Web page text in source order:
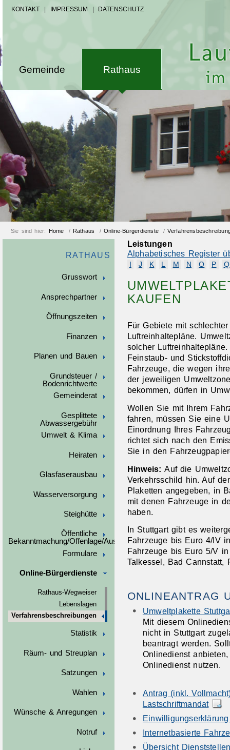
KONTAKT IMPRESSUM DATENSCHUTZ
Gemeinde Rathaus
Sie sind hier: Home / Rathaus / Online-Bürgerdienste /
RATHAUS
Grusswort
Ansprechpartner
Öffnungszeiten
Finanzen
Planen und Bauen
Grundsteuer /
Bodenrichtwerte
Gemeinderat
Gesplittete
Abwassergebühr
Umwelt & Klima
Heiraten
Glasfaserausbau
Wasserversorgung
Steighütte
Öffentliche
Bekanntmachung/Offenlage/Ausschreibungen
Formulare
Online-Bürgerdienste
Rathaus-Wegweiser
Lebenslagen
Verfahrensbeschreibungen
Statistik
Räum- und Streuplan
Satzungen
Wahlen
Wünsche & Anregungen
Notruf
Leistungen
Alphabetisches Register
J K L M N O P Q
KAUFEN
Für Gebiete mit
Luftreinhaltepläne.
solcher
Feinstaub- und
Fahrzeuge, die wegen
der jeweiligen
bekommen, dürfen in
Wollen Sie mit Ihrem
fahren, müssen Sie eine
Einordnung Ihres
richtet sich nach den
Sie in den
Hinweis: Auf die
Verkehrsschild hin. Auf
Plaketten angegeben, in
mit denen Fahrzeuge in
haben.
In Stuttgart gibt es
Fahrzeuge bis Euro 4/IV
Fahrzeuge bis Euro 5/V
Talkessel, Bad Cannstatt,
ONLINEANTRAG
Umweltplakette
Mit diesem
nicht in Stuttgart
beantragt werden.
Onlinedienst
Onlinedienst nutzen.
Antrag (inkl.
Lastschriftmandat
Internetbasierte
Übersicht